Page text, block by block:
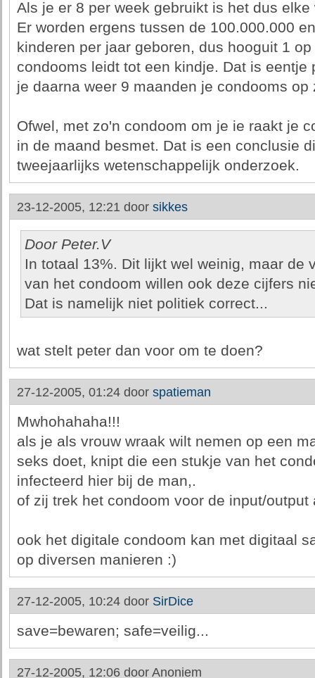
Als je er 8 per week gebruikt is het dus elke
Er worden ergens tussen de 100.000.000
kinderen per jaar geboren, dus hooguit 1
condooms leidt tot een kindje. Dat is eentje
je daarna weer 9 maanden je condooms op
Ofwel, met zo'n condoom om je ie raakt je
in de maand besmet. Dat is een conclusie
tweejaarlijks wetenschappelijk onderzoek.
23-12-2005, 12:21 door sikkes
Door Peter.V
In totaal 13%. Dit lijkt wel weinig, maar de
van het condoom willen ook deze cijfers
Dat is namelijk niet politiek correct...
wat stelt peter dan voor om te doen?
27-12-2005, 01:24 door spatieman
Mwhohahaha!!!
als je als vrouw wraak wilt nemen op een
seks doet, knipt die een stukje van het
infecteerd hier bij de man,.
of zij trek het condoom voor de input/output
ook het digitale condoom kan met digitaal
op diversen manieren :)
27-12-2005, 10:24 door SirDice
save=bewaren; safe=veilig...
27-12-2005, 12:06 door Anoniem